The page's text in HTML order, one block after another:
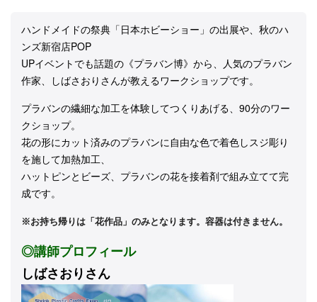
ハンドメイドの祭典「日本ホビーショー」の出展や、秋のハ
ンズ新宿店POP
UPイベントでも話題の《プラバン博》から、人気のプラバン
作家、しばさおりさんが教えるワークショップです。
プラバンの繊細な加工を体験してつくりあげる、90分のワー
クショップ。
花の形にカット済みのプラバンに自由な色で着色しスジ彫り
を施して加熱加工、
ハットピンとビーズ、プラバンの花を接着剤で組み立てて完
成です。
※お持ち帰りは「花作品」のみとなります。容器は付きません。
◎講師プロフィール
しばさおりさん